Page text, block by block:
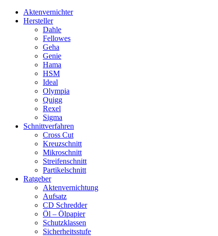
Aktenvernichter
Hersteller
Dahle
Fellowes
Geha
Genie
Hama
HSM
Ideal
Olympia
Quigg
Rexel
Sigma
Schnittverfahren
Cross Cut
Kreuzschnitt
Mikroschnitt
Streifenschnitt
Partikelschnitt
Ratgeber
Aktenvernichtung
Aufsatz
CD Schredder
Öl – Ölpapier
Schutzklassen
Sicherheitsstufe